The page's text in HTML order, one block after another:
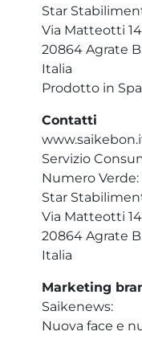
Star
Via Matteotti
20864 Agrate
Italia
Prodotto in
Contatti
Servizio
Numero
Star
Via Matteotti
20864 Agrate
Italia
Marketing
Saikenews:
Nuova face e